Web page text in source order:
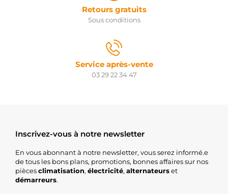
Retours gratuits
Sous conditions
Service après-vente
03 29 22 34 47
Inscrivez-vous à notre newsletter
En vous abonnant à notre newsletter, vous serez informé.e
de tous les bons plans, promotions, bonnes affaires sur nos
piècesclimatisation, électricité, alternateurset
démarreurs.